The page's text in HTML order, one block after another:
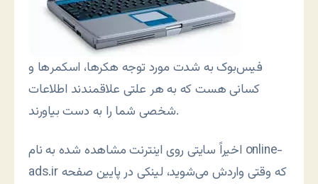
فیس‌بوک به شدت مورد توجه هکرها، اسکمر‌ها و
کسانی هست که به هر علتی علاقمندند اطلاعات
شخصی شما را به دست بیاورند.
اخیراً سایتی روی اینترنت مشاهده شده به نام online-
ads.ir که وقتی واردش می‌شوید، لینکی در پایین صفحه